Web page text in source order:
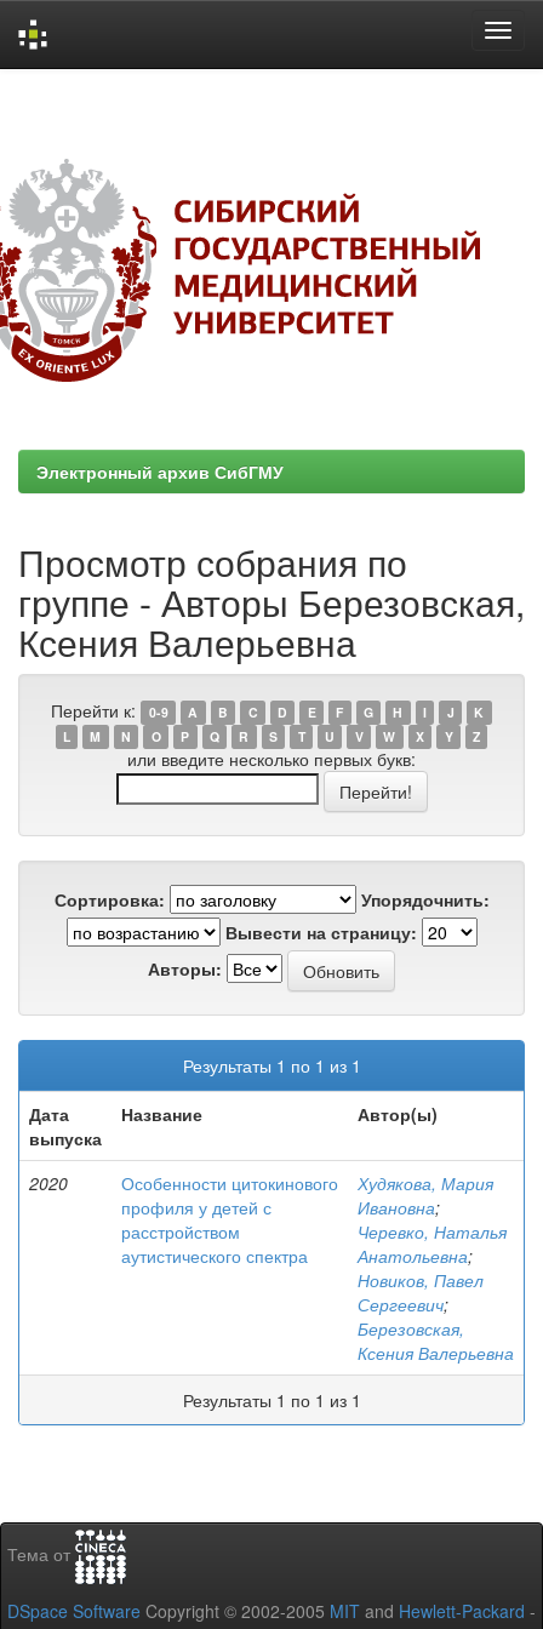
Электронный архив СибГМУ
Просмотр собрания по
группе - Авторы Березовская,
Ксения Валерьевна
Перейти к: 0-9 A B C D E F G H I J
K
L
M N O P Q R S T U V W X Y Z
или введите несколько первых букв:
Сортировка:
Упорядочнить:
Вывести на страницу:
Авторы:
Результаты 1 по 1 из 1
Дата
выпуска
Название Автор(ы)
2020
Особенности цитокинового
профиля у детей с
расстройством
аутистического спектра
Худякова, Мария
Ивановна;
Черевко, Наталья
Анатольевна;
Новиков, Павел
Сергеевич;
Березовская,
Ксения Валерьевна
Результаты 1 по 1 из 1
Тема от
DSpace Software Copyright © 2002-2005 MIT and Hewlett-Packard -